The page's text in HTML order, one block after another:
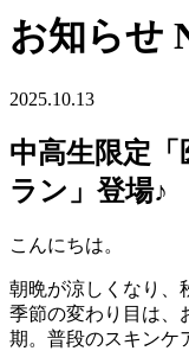
お知らせ
2025.10.13
中高生限定
ラン」登場♪
こんにちは。
朝晩が涼しくなり、
季節の変わり目は、
期。普段のスキンケ